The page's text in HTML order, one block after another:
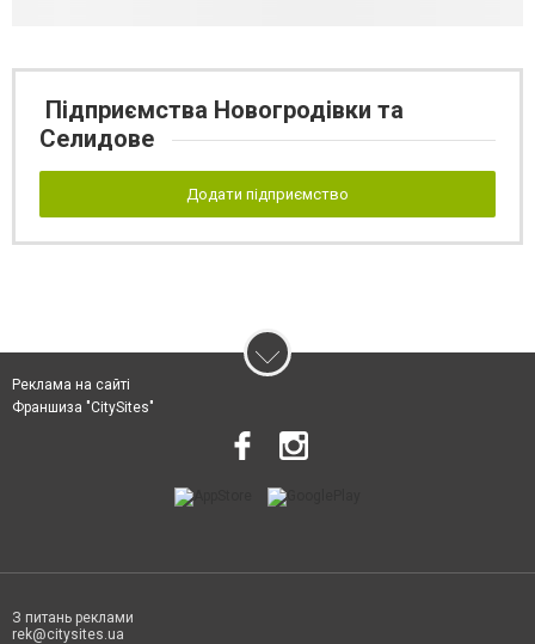
Підприємства Новогродівки та
Селидове
Додати підприємство
Реклама на сайті
Франшиза "CitySites"
З питань реклами
rek@citysites.ua